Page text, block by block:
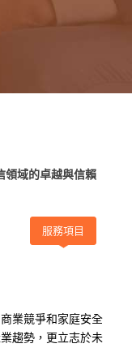
領域的卓越與信賴
服務項目
業競爭和家庭安全
趨勢，更立志於未